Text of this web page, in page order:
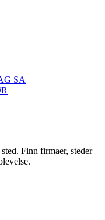
SA
Finn firmaer, steder